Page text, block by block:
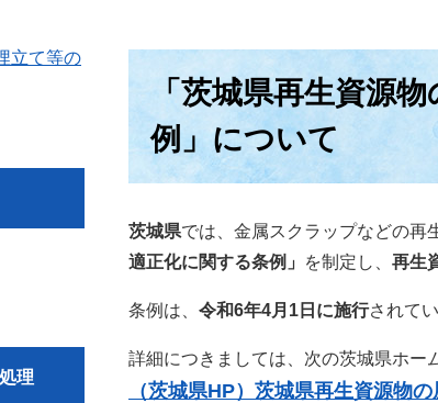
「茨城県再生資源
例」について
茨城県では、金属スクラップなどの再
適正化に関する条例」
を制定し、 再生
条例は、 令和6年4月1日に施行されてい
詳細につきましては、次の茨城県ホー
（茨城県HP）茨城県再生資源物
立て等の
理